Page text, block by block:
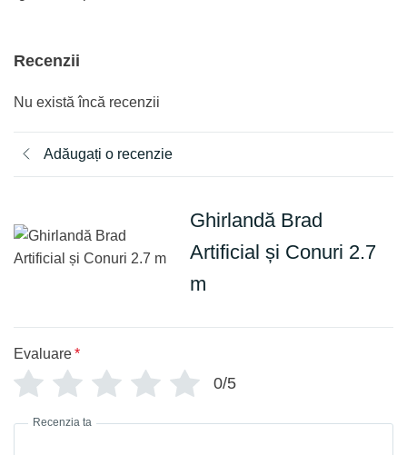
Recenzii
Nu există încă recenzii
Adăugați o recenzie
Ghirlandă Brad
Artificial și Conuri 2.7
m
Evaluare*
0/5
Recenzia ta